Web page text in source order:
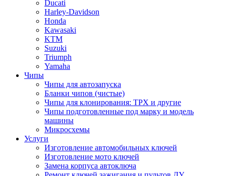
Ducati
Harley-Davidson
Honda
Kawasaki
KTM
Suzuki
Triumph
Yamaha
Чипы
Чипы для автозапуска
Бланки чипов (чистые)
Чипы для клонирования: TPX и другие
Чипы подготовленные под марку и модель
машины
Микросхемы
Услуги
Изготовление автомобильных ключей
Изготовление мото ключей
Замена корпуса автоключа